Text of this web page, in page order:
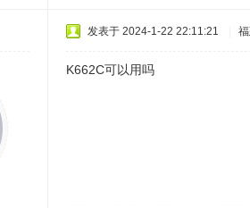
发表于 2024-1-22 22:11:21
K662C可以用吗